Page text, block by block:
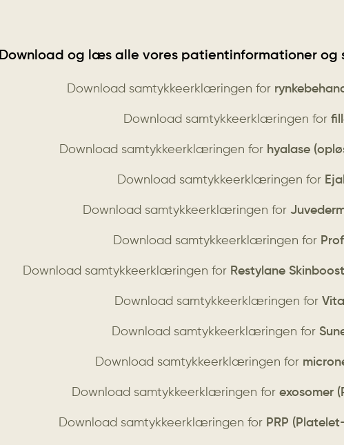
Download og læs alle vores patientinformationer og
Download samtykkeerklæringen for
Download samtykkeerklæringen for
Download samtykkeerklæringen for hyalase
Download samtykkeerklæringen for
Download samtykkeerklæringen for
Download samtykkeerklæringen for
Download samtykkeerklæringen for Restylane
Download samtykkeerklæringen for
Download samtykkeerklæringen for
Download samtykkeerklæringen for
Download samtykkeerklæringen for exosomer
Download samtykkeerklæringen for PRP